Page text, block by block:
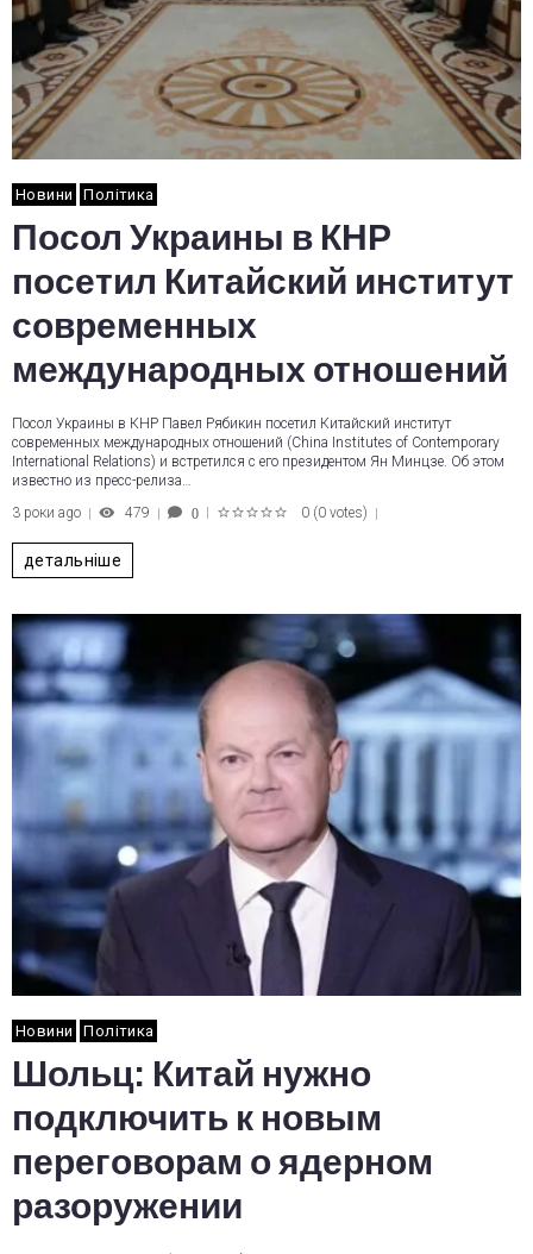
Новини Політика
Посол Украины в КНР
посетил Китайский институт
современных
международных отношений
Посол Украины в КНР Павел Рябикин посетил Китайский институт
современных международных отношений (China Institutes of Contemporary
International Relations) и встретился с его президентом Ян Минцзе. Об этом
известно из пресс-релиза…
3 роки ago
479 0 0 (0 votes)
детальніше
Новини Політика
Шольц: Китай нужно
подключить к новым
переговорам о ядерном
разоружении